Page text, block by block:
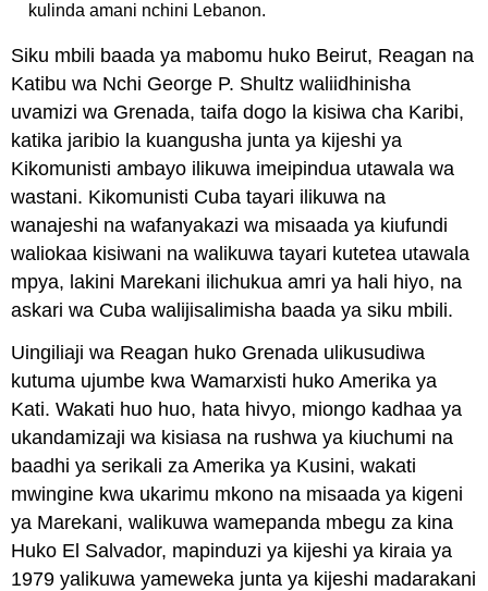
kulinda amani nchini Lebanon.
Siku mbili baada ya mabomu huko Beirut, Reagan na
Katibu wa Nchi George P. Shultz waliidhinisha
uvamizi wa Grenada, taifa dogo la kisiwa cha Karibi,
katika jaribio la kuangusha junta ya kijeshi ya
Kikomunisti ambayo ilikuwa imeipindua utawala wa
wastani. Kikomunisti Cuba tayari ilikuwa na
wanajeshi na wafanyakazi wa misaada ya kiufundi
waliokaa kisiwani na walikuwa tayari kutetea utawala
mpya, lakini Marekani ilichukua amri ya hali hiyo, na
askari wa Cuba walijisalimisha baada ya siku mbili.
Uingiliaji wa Reagan huko Grenada ulikusudiwa
kutuma ujumbe kwa Wamarxisti huko Amerika ya
Kati. Wakati huo huo, hata hivyo, miongo kadhaa ya
ukandamizaji wa kisiasa na rushwa ya kiuchumi na
baadhi ya serikali za Amerika ya Kusini, wakati
mwingine kwa ukarimu mkono na misaada ya kigeni
ya Marekani, walikuwa wamepanda mbegu za kina
Huko El Salvador, mapinduzi ya kijeshi ya kiraia ya
1979 yalikuwa yameweka junta ya kijeshi madarakani